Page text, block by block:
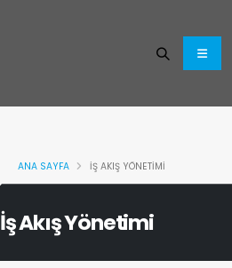
ANA SAYFA İŞ AKIŞ YÖNETIMI
İş Akış Yönetimi